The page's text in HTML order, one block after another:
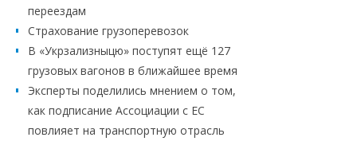
переездам
Страхование грузоперевозок
В «Укрзализныцю» поступят ещё 127
грузовых вагонов в ближайшее время
Эксперты поделились мнением о том,
как подписание Ассоциации с ЕС
повлияет на транспортную отрасль